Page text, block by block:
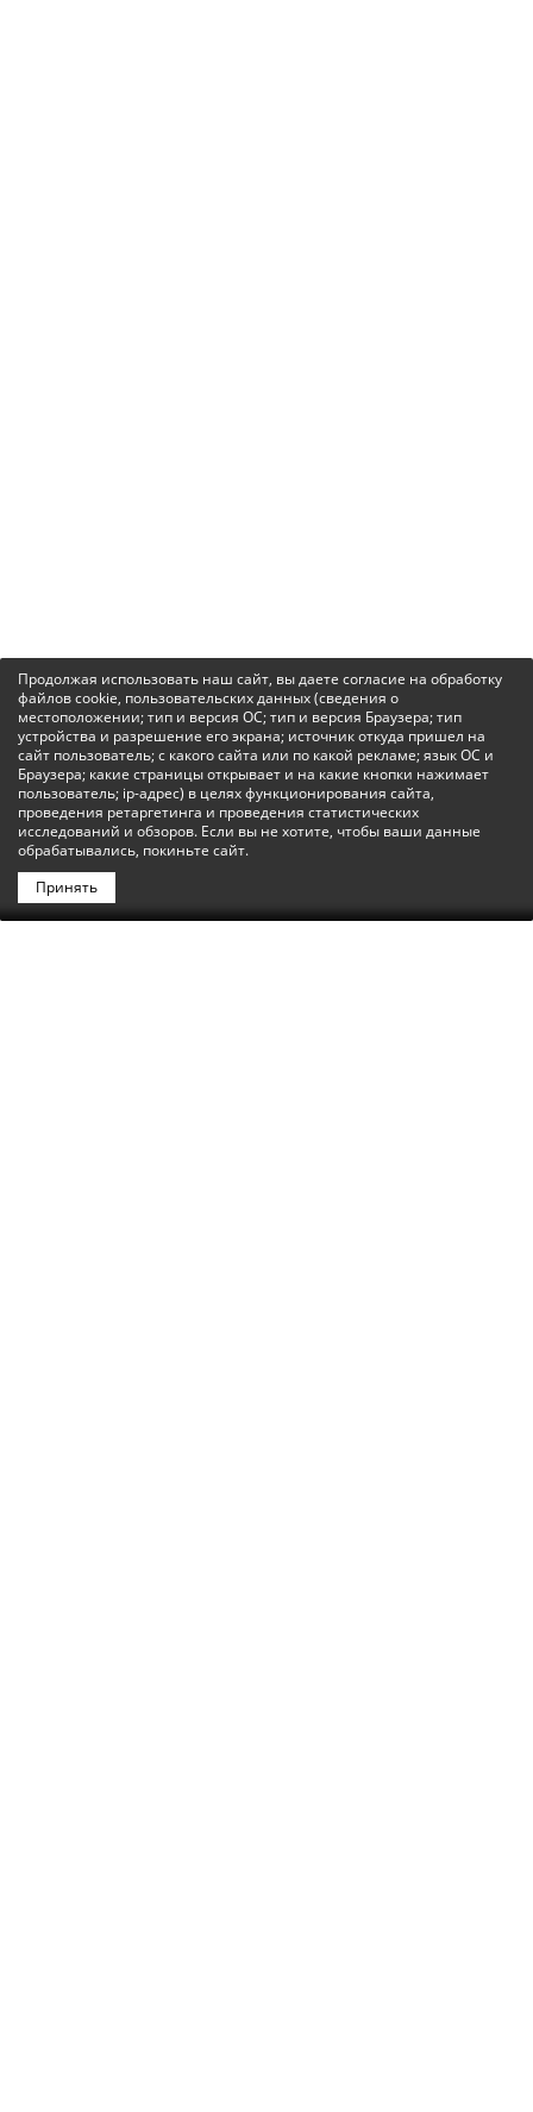
Продолжая использовать наш сайт, вы даете согласие на обработку
файлов cookie, пользовательских данных (сведения о
местоположении; тип и версия ОС; тип и версия Браузера; тип
устройства и разрешение его экрана; источник откуда пришел на
сайт пользователь; с какого сайта или по какой рекламе; язык ОС и
Браузера; какие страницы открывает и на какие кнопки нажимает
пользователь; ip-адрес) в целях функционирования сайта,
проведения ретаргетинга и проведения статистических
исследований и обзоров. Если вы не хотите, чтобы ваши данные
обрабатывались, покиньте сайт.
Принять